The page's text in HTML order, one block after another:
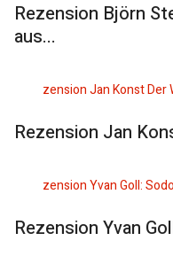
Rezension Björn
aus...
Rezension Jan
Rezension Yvan